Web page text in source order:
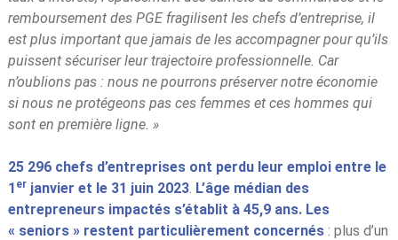
remboursement des PGE fragilisent les chefs d’entreprise, il
est plus important que jamais de les accompagner pour qu’ils
puissent sécuriser leur trajectoire professionnelle. Car
n’oublions pas : nous ne pourrons préserver notre économie
si nous ne protégeons pas ces femmes et ces hommes qui
sont en première ligne. »
25 296 chefs d’entreprises ont perdu leur emploi entre le
1 erjanvier et le 31 juin 2023. L’âge médian des
entrepreneurs impactés s’établit à 45,9 ans. Les
« seniors » restent particulièrement concernés: plus d’un